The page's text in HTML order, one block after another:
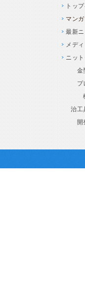
トッ
マン
最新
メデ
ニッ
金
プ
機
治工
開